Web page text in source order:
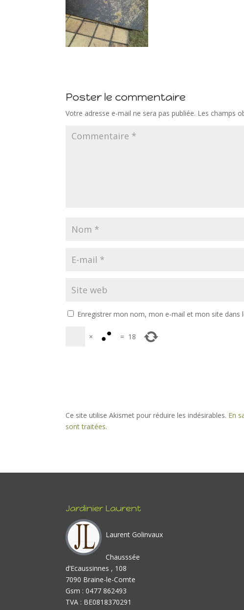
Poster le commentaire
Votre adresse e-mail ne sera pas publiée. Les champs
Enregistrer mon nom, mon e-mail et mon site
× = 18
Ce site utilise Akismet pour réduire les indésirables. En
sont traitées.
Jardinier Laurent
Laurent Golinvaux
Chausssée
d’Ecaussinnes , 108
7090 Braine-le-Comte
Gsm : 0477 862493
TVA : BE0818370291